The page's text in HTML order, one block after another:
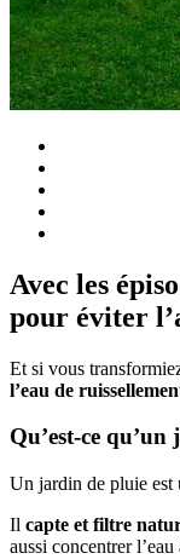
Avec les
pour éviter
Et si vous
l’eau de
Qu’est-ce
Un jardin de pluie est
Il capte et filtre
aussi concentrer